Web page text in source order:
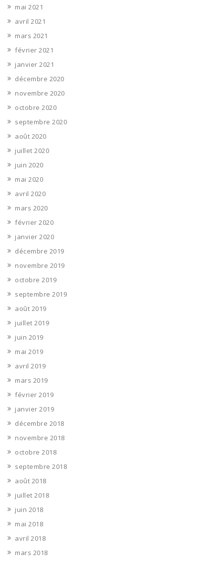
mai 2021
avril 2021
mars 2021
février 2021
janvier 2021
décembre 2020
novembre 2020
octobre 2020
septembre 2020
août 2020
juillet 2020
juin 2020
mai 2020
avril 2020
mars 2020
février 2020
janvier 2020
décembre 2019
novembre 2019
octobre 2019
septembre 2019
août 2019
juillet 2019
juin 2019
mai 2019
avril 2019
mars 2019
février 2019
janvier 2019
décembre 2018
novembre 2018
octobre 2018
septembre 2018
août 2018
juillet 2018
juin 2018
mai 2018
avril 2018
mars 2018